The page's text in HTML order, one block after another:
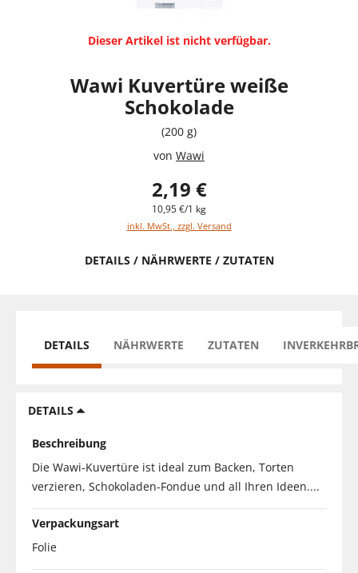
Dieser Artikel ist nicht verfügbar.
Wawi Kuvertüre weiße
Schokolade
(200 g)
von Wawi
2,19 €
10,95 €/1 kg
inkl. MwSt., zzgl. Versand
DETAILS / NÄHRWERTE / ZUTATEN
DETAILS NÄHRWERTE ZUTATEN
DETAILS
Beschreibung
Die Wawi-Kuvertüre ist ideal zum Backen, Torten
verzieren, Schokoladen-Fondue und all Ihren Ideen....
Verpackungsart
Folie